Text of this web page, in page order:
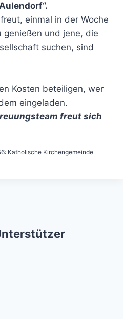
einmal in der Woche
und jene, die
suchen, sind
Kosten beteiligen, wer
eingeladen.
freut sich
Katholische Kirchengemeinde